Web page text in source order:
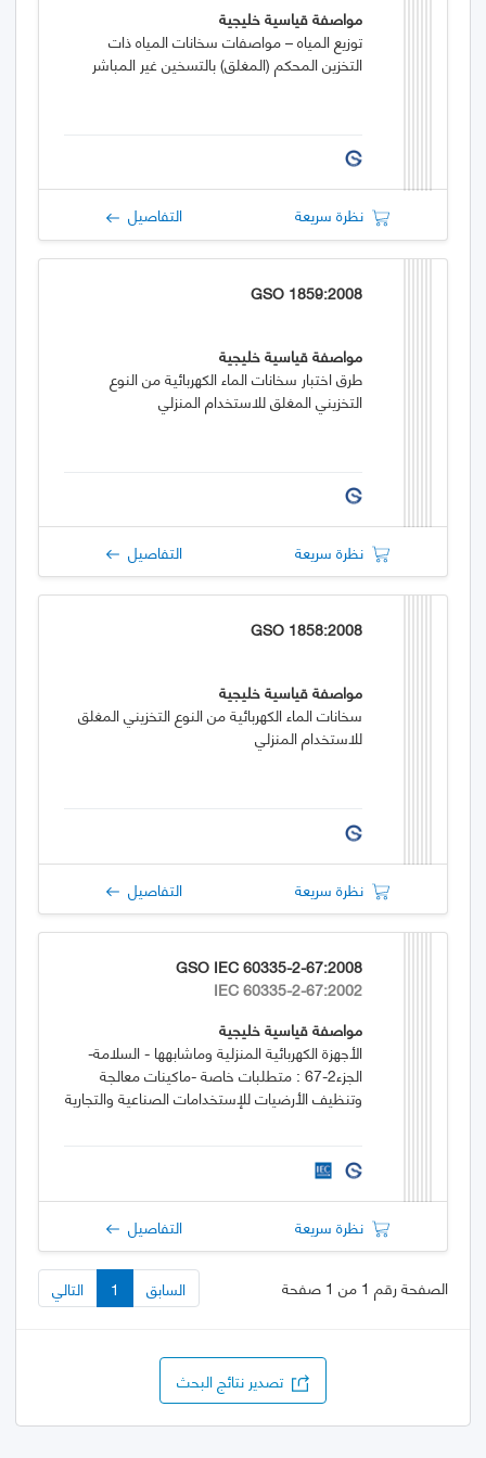
مواصفة قياسية خليجية
توزيع المياه – مواصفات سخانات المياه ذات
التخزين المحكم (المغلق) بالتسخين غير المباشر
نظرة سريعة التفاصيل
GSO 1859:2008
مواصفة قياسية خليجية
طرق اختبار سخانات الماء الكهربائية من النوع
التخزيني المغلق للاستخدام المنزلي
نظرة سريعة التفاصيل
GSO 1858:2008
مواصفة قياسية خليجية
سخانات الماء الكهربائية من النوع التخزيني المغلق
للاستخدام المنزلي
نظرة سريعة التفاصيل
GSO IEC 60335-2-67:2008
IEC 60335-2-67:2002
مواصفة قياسية خليجية
الأجهزة الكهربائية المنزلية وماشابهها - السلامة-
الجزء2-67 : متطلبات خاصة -ماكينات معالجة
وتنظيف الأرضيات للإستخدامات الصناعية والتجارية
نظرة سريعة التفاصيل
الصفحة رقم 1 من 1 صفحة السابق 1 التالي
تصدير نتائج البحث